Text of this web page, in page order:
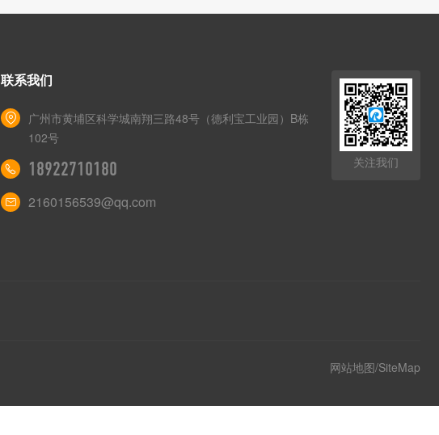
联系我们
广州市黄埔区科学城南翔三路48号（德利宝工业园）B栋
102号
18922710180
2160156539@qq.com
关注我们
网站地图/SiteMap